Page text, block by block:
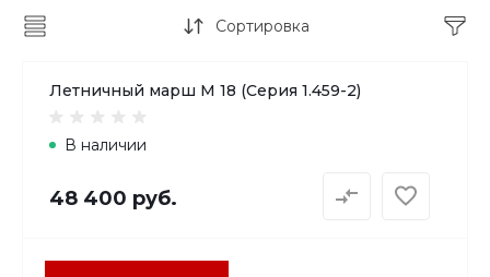
Сортировка
Летничный марш М 18 (Серия 1.459-2)
В наличии
48 400 руб.